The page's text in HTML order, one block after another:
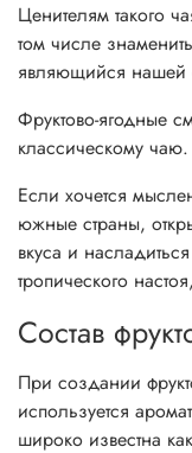
Ценителям такого
том числе
являющийся нашей
Фруктово-ягодные
классическому чаю.
Если хочется
южные страны,
вкуса и
тропического
Cостав
При создании
используется
широко известна